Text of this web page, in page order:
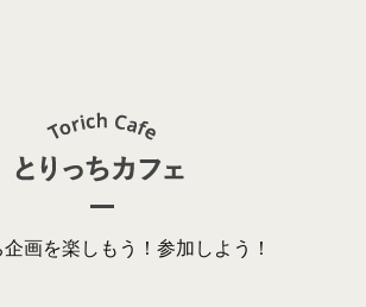
画を楽しもう！参加しよう！